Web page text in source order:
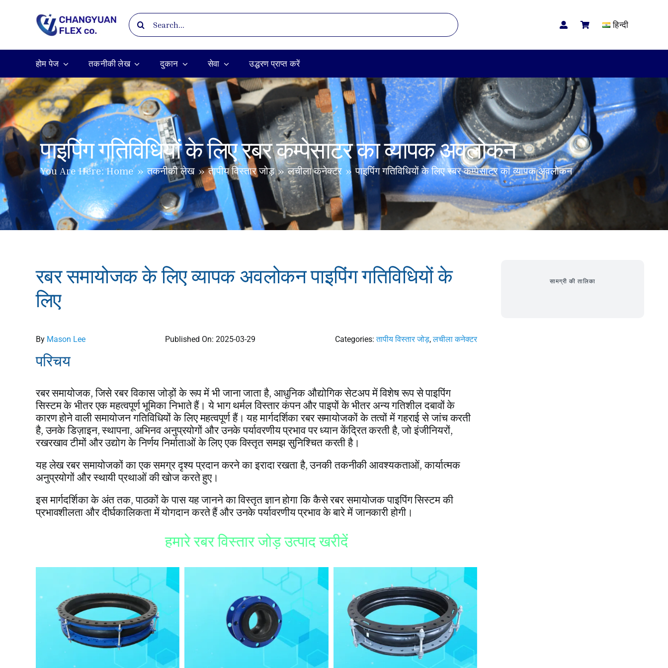
content
Search
for:
हिन्दी
होम पेज तकनीकी लेख दुकान सेवा उद्धरण प्राप्त करें
पाइपिंग गतिविधियों के लिए रबर कम्पेसाटर का व्यापक अवलोकन
You Are Here: Home तकनीकी लेख तापीय विस्तार जोड़ लचीला कनेक्टर पाइपिंग गतिविधियों के लिए रबर कम्पेसाटर का व्यापक अवलोकन
रबर समायोजक के लिए व्यापक अवलोकन पाइपिंग गतिविधियों के
लिए
By Mason Lee Published On: 2025-03-29 Categories:तापीय विस्तार जोड़,लचीला कनेक्टर
परिचय
रबर समायोजक,जिसे रबर विकास जोड़ों के रूप में भी जाना जाता है, आधुनिक औद्योगिक सेटअप में विशेष रूप से पाइपिंग
सिस्टम के भीतर एक महत्वपूर्ण भूमिका निभाते हैं। ये भाग थर्मल विस्तार कंपन और पाइपों के भीतर अन्य गतिशील दबावों के
कारण होने वाली समायोजन गतिविधियों के लिए महत्वपूर्ण हैं। यह मार्गदर्शिका रबर समायोजकों के तत्वों में गहराई से जांच करती
है,उनके डिज़ाइन,स्थापना, अभिनव अनुप्रयोगों और उनके पर्यावरणीय प्रभाव पर ध्यान केंद्रित करती है,जो इंजीनियरों,
रखरखाव टीमों और उद्योग के निर्णय निर्माताओं के लिए एक विस्तृत समझ सुनिश्चित करती है।
यह लेख रबर समायोजकों का एक समग्र दृश्य प्रदान करने का इरादा रखता है,उनकी तकनीकी आवश्यकताओं,कार्यात्मक
अनुप्रयोगों और स्थायी प्रथाओं की खोज करते हुए।
इस मार्गदर्शिका के अंत तक,पाठकों के पास यह जानने का विस्तृत ज्ञान होगा कि कैसे रबर समायोजक पाइपिंग सिस्टम की
प्रभावशीलता और दीर्घकालिकता में योगदान करते हैं और उनके पर्यावरणीय प्रभाव के बारे में जानकारी होगी।
हमारे रबर विस्तार जोड़ उत्पाद खरीदें
सामग्री की तालिका